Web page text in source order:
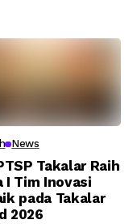
News
Takalar Raih
I Tim Inovasi
pada Takalar
2026